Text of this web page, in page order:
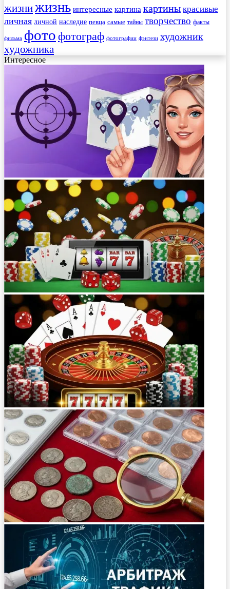
жизнижизнь интересные картина картины красивые
личная личной наследие певца самые тайны творчество факты
фильма фото фотограф фотографии фэнтези художник
художника
Интересное